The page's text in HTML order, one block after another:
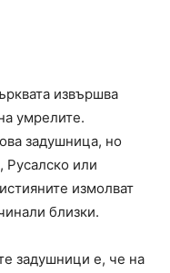
извършва
умрелите.
задушница, но
Русалско или
измолват
близки.
задушници е, че на